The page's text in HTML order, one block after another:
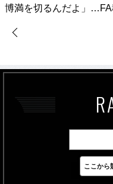
博満を切るんだよ」
最新
ここから